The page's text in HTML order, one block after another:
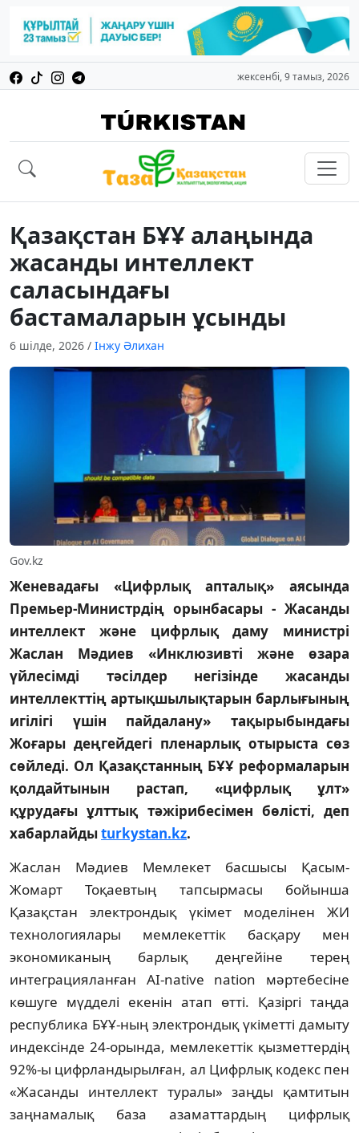
жексенбі, 9 тамыз, 2026
Қазақстан БҰҰ алаңында
жасанды интеллект
саласындағы
бастамаларын ұсынды
6 шілде, 2026 / Інжу Әлихан
Gov.kz
Женевадағы «Цифрлық апталық» аясында
Премьер-Министрдің орынбасары - Жасанды
интеллект және цифрлық даму министрі
Жаслан Мәдиев «Инклюзивті және өзара
үйлесімді тәсілдер негізінде жасанды
интеллекттің артықшылықтарын барлығының
игілігі үшін пайдалану» тақырыбындағы
Жоғары деңгейдегі пленарлық отырыста сөз
сөйледі. Ол Қазақстанның БҰҰ реформаларын
қолдайтынын растап, «цифрлық ұлт»
құрудағы ұлттық тәжірибесімен бөлісті, деп
хабарлайдыturkystan.kz.
Жаслан Мәдиев Мемлекет басшысы Қасым-
Жомарт Тоқаевтың тапсырмасы бойынша
Қазақстан электрондық үкімет моделінен ЖИ
технологиялары мемлекеттік басқару мен
экономиканың барлық деңгейіне терең
интеграцияланған AI-native nation мәртебесіне
көшуге мүдделі екенін атап өтті. Қазіргі таңда
республика БҰҰ-ның электрондық үкіметті дамыту
индексінде 24-орында, мемлекеттік қызметтердің
92%-ы цифрландырылған, ал Цифрлық кодекс пен
«Жасанды интеллект туралы» заңды қамтитын
заңнамалық база азаматтардың цифрлық